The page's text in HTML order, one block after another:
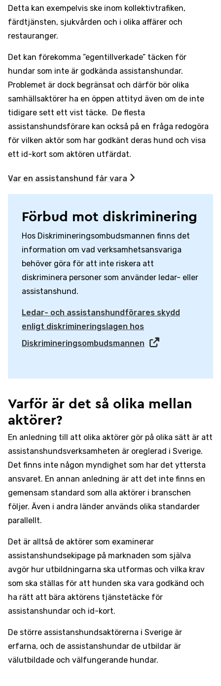
Detta kan exempelvis ske inom kollektivtrafiken,
färdtjänsten, sjukvården och i olika affärer och
restauranger.
Det kan förekomma ”egentillverkade” täcken för
hundar som inte är godkända assistanshundar.
Problemet är dock begränsat och därför bör olika
samhällsaktörer ha en öppen attityd även om de inte
tidigare sett ett vist täcke. De flesta
assistanshundsförare kan också på en fråga redogöra
för vilken aktör som har godkänt deras hund och visa
ett id-kort som aktören utfärdat.
Var en assistanshund får vara
Förbud mot diskriminering
Hos Diskrimineringsombudsmannen finns det
information om vad verksamhetsansvariga
behöver göra för att inte riskera att
diskriminera person­er som använder ledar- eller
assistans­hund.
Ledar- och assistanshundförares skydd
enligt diskrimineringslagen hos
Diskrimineringsombudsmannen
Varför är det så olika mellan
aktörer?
En anledning till att olika aktörer gör på olika sätt är att
assistanshundsverksamheten är oreglerad i Sverige.
Det finns inte någon myndighet som har det yttersta
ansvaret. En annan anledning är att det inte finns en
gemensam standard som alla aktörer i branschen
följer. Även i andra länder används olika standarder
parallellt.
Det är alltså de aktörer som examinerar
assistanshundsekipage på marknaden som själva
avgör hur utbildningarna ska utformas och vilka krav
som ska ställas för att hunden ska vara godkänd och
ha rätt att bära aktörens tjänstetäcke för
assistanshundar och id-kort.
De större assistanshundsaktörerna i Sverige är
erfarna, och de assistanshundar de utbildar är
välutbildade och välfungerande hundar.